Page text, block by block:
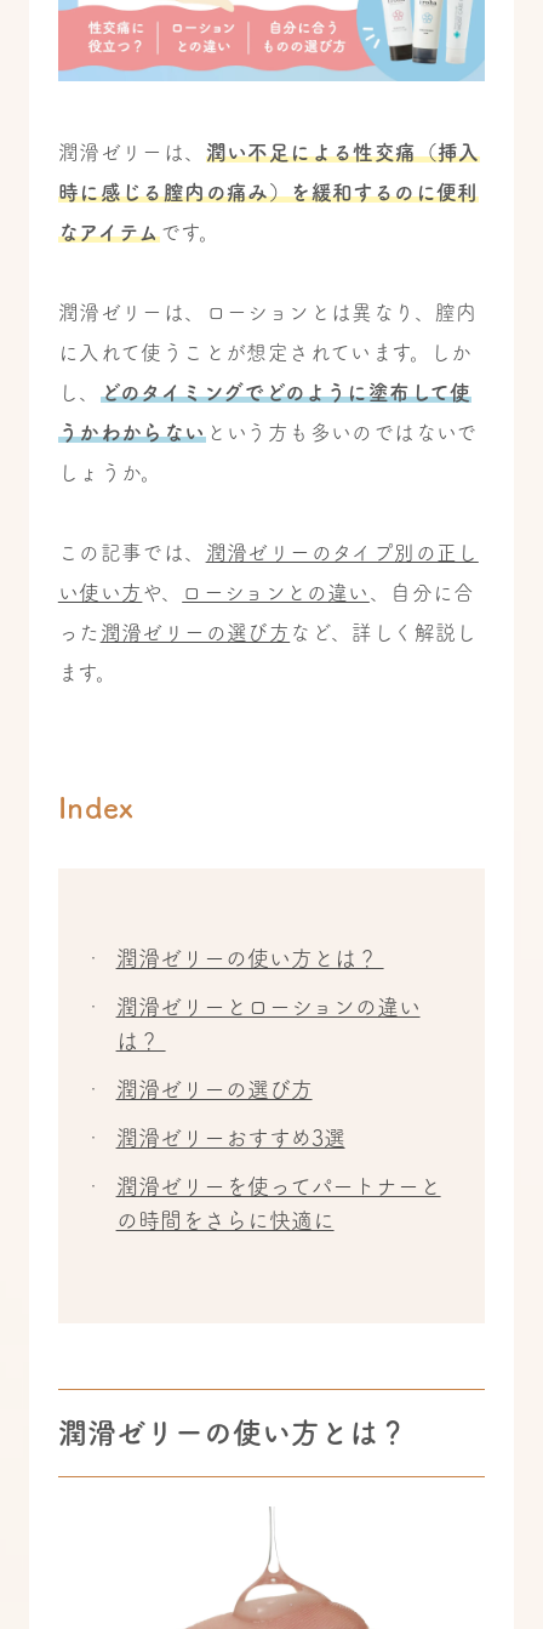
潤滑ゼリーは、 潤い不足による性交痛（挿入
時に感じる膣内の痛み）を緩和するのに便利
なアイテムです。
潤滑ゼリーは、ローションとは異なり、膣内
に入れて使うことが想定されています。しか
し、 どのタイミングでどのように塗布して使
うかわからないという方も多いのではないで
しょうか。
この記事では、 潤滑ゼリーのタイプ別の正し
い使い方 や、 ローションとの違い
、自分に合
った 潤滑ゼリーの選び方 など、詳しく解説し
ます。
Index
潤滑ゼリーの使い方とは？
潤滑ゼリーとローションの違い
は？
潤滑ゼリーの選び方
潤滑ゼリーおすすめ3選
潤滑ゼリーを使ってパートナーと
の時間をさらに快適に
潤滑ゼリーの使い方とは？